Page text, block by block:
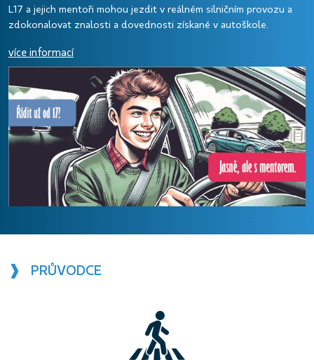
L17 a jejich mentoři mohou jezdit v reálném silničním provozu a
zdokonalovat znalosti a dovednosti získané v autoškole.
více informací
❱ PRŮVODCE